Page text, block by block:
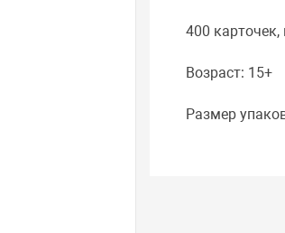
400
Возраст: 15+
Размер